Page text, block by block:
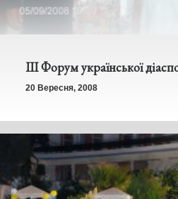
ІІІ Форум української
20 Вересня, 2008